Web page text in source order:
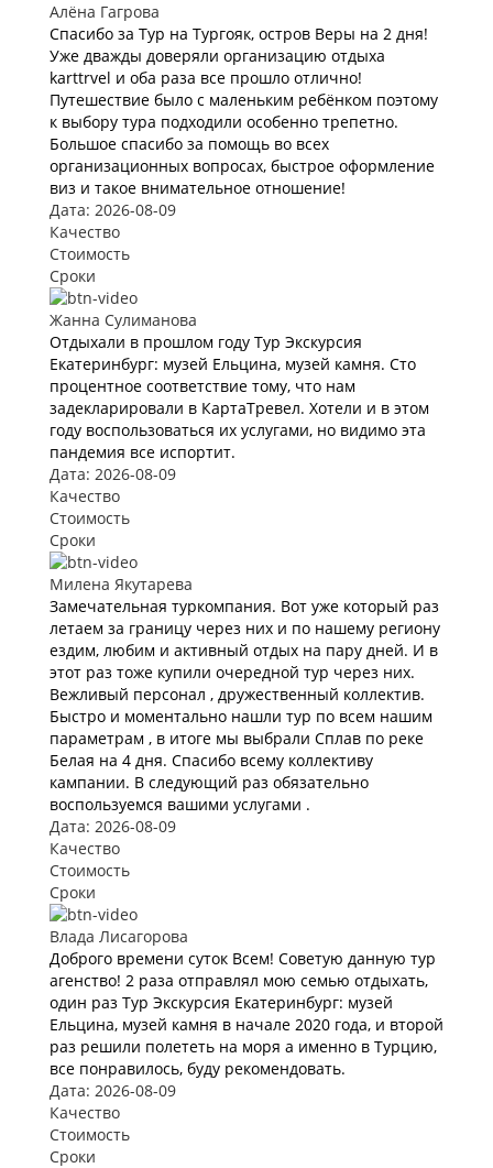
Алёна Гагрова
Спасибо за Тур на Тургояк, остров Веры на 2 дня!
Уже дважды доверяли организацию отдыха
karttrvel и оба раза все прошло отлично!
Путешествие было с маленьким ребёнком поэтому
к выбору тура подходили особенно трепетно.
Большое спасибо за помощь во всех
организационных вопросах, быстрое оформление
виз и такое внимательное отношение!
Дата: 2026-08-09
Качество
Стоимость
Сроки
Жанна Сулиманова
Отдыхали в прошлом году Тур Экскурсия
Екатеринбург: музей Ельцина, музей камня. Сто
процентное соответствие тому, что нам
задекларировали в КартаТревел. Хотели и в этом
году воспользоваться их услугами, но видимо эта
пандемия все испортит.
Дата: 2026-08-09
Качество
Стоимость
Сроки
Милена Якутарева
Замечательная туркомпания. Вот уже который раз
летаем за границу через них и по нашему региону
ездим, любим и активный отдых на пару дней. И в
этот раз тоже купили очередной тур через них.
Вежливый персонал , дружественный коллектив.
Быстро и моментально нашли тур по всем нашим
параметрам , в итоге мы выбрали Сплав по реке
Белая на 4 дня. Спасибо всему коллективу
кампании. В следующий раз обязательно
воспользуемся вашими услугами .
Дата: 2026-08-09
Качество
Стоимость
Сроки
Влада Лисагорова
Доброго времени суток Всем! Советую данную тур
агенство! 2 раза отправлял мою семью отдыхать,
один раз Тур Экскурсия Екатеринбург: музей
Ельцина, музей камня в начале 2020 года, и второй
раз решили полететь на моря а именно в Турцию,
все понравилось, буду рекомендовать.
Дата: 2026-08-09
Качество
Стоимость
Сроки